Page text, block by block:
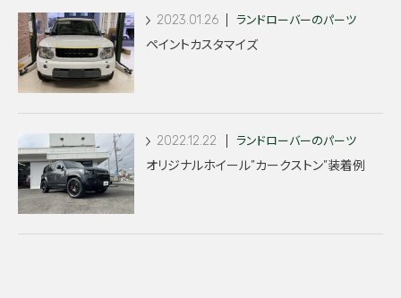
2023.01.26 ランドローバーのパーツ
ペイントカスタマイズ
2022.12.22 ランドローバーのパーツ
オリジナルホイール”カークストン”装着例